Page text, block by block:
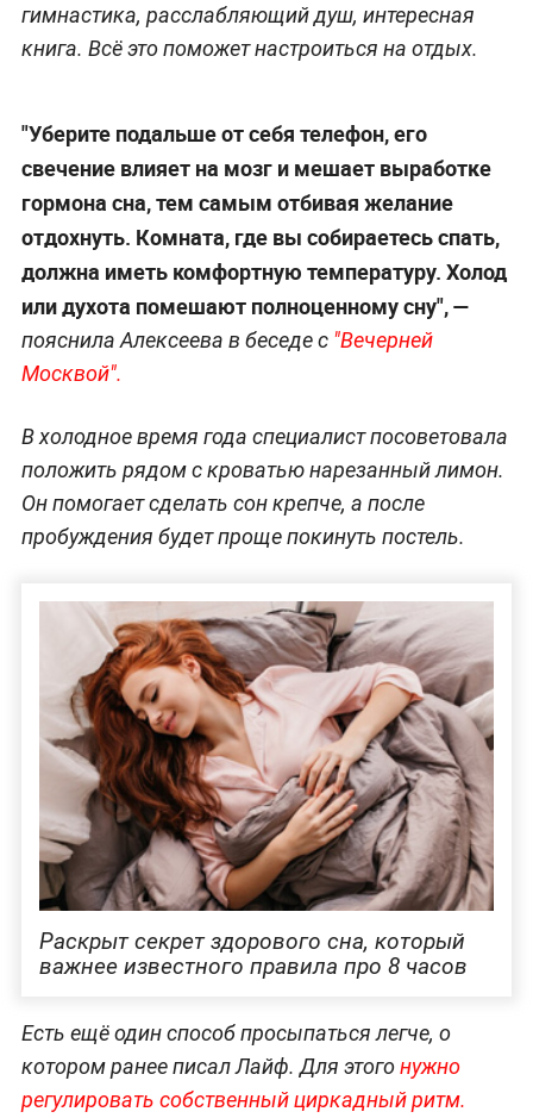
гимнастика, расслабляющий душ, интересная
книга. Всё это поможет настроиться на отдых.
"Уберите подальше от себя телефон, его
свечение влияет на мозг и мешает выработке
гормона сна, тем самым отбивая желание
отдохнуть. Комната, где вы собираетесь спать,
должна иметь комфортную температуру. Холод
или духота помешают полноценному сну", —
пояснила Алексеева в беседе с "Вечерней
Москвой".
В холодное время года специалист посоветовала
положить рядом с кроватью нарезанный лимон.
Он помогает сделать сон крепче, а после
пробуждения будет проще покинуть постель.
Раскрыт секрет здорового сна, который
важнее известного правила про 8 часов
Есть ещё один способ просыпаться легче, о
котором ранее писал Лайф. Для этогонужно
регулировать собственный циркадный ритм.